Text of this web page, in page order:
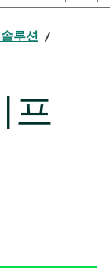
루션
프